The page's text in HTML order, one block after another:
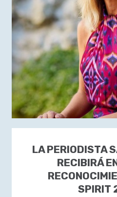
LA PERIODISTA
RECIBIRÁ
SPIRIT